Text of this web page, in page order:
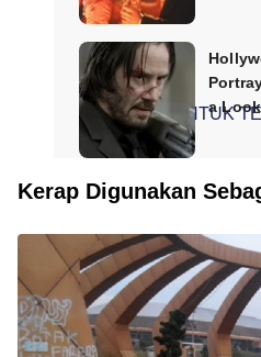
SCROLL UNTUK
Kerap Digunakan